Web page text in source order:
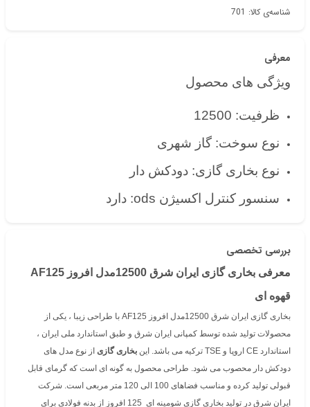
شناسه‌ی کالا: 701
معرفی
ویژگی های محصول
ظرفیت: 12500
نوع سوخت: گاز شهری
نوع بخاری گازی: دودکش دار
سنسور کنترل اکسیژن ods: دارد
بررسی تخصصی
معرفی بخاری گازی ایران شرق 12500مدل افروز AF125
قهوه ای
بخاری گازی ایران شرق 12500مدل افروز AF125 با طراحی زیبا ، یکی از
محصولات تولید شده توسط کمپانی ایران شرق و طبق استاندارد ملی ایران ،
استاندارد CE اروپا و TSE ترکیه می باشد. این
بخاری گازی از نوع مدل های
دودکش دار محصوب می شود. طراحی محصول به گونه ای است که گرمای قابل
قبولی تولید کرده و مناسب فضاهای 100 الی 120 متر مربعی است. شرکت
ایران شرق در تولید بخاری گازی شومینه ای 125 افروز از بدنه فولادی برای